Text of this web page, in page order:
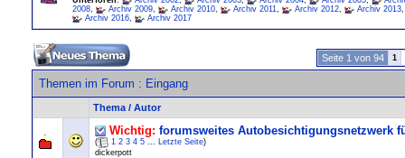
2008, Archiv 2009, Archiv 2010, Archiv 2011, Archiv 2012, Archiv 2013
Archiv 2016, Archiv 2017
Seite 1 von 94 1
Themen im Forum : Eingang
Thema / Autor
Wichtig: forumsweites Autobesichtigungsnetzwerk
( 1 2 3 4 5 ... Letzte Seite)
dickerpott